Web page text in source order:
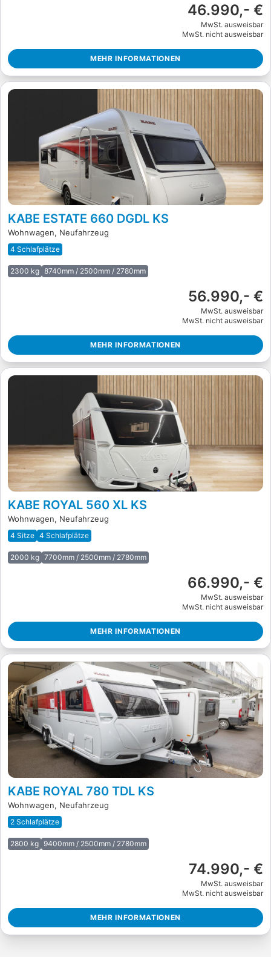
46.990,- €
MwSt. ausweisbar
MwSt. nicht ausweisbar
MEHR INFORMATIONEN
KABE ESTATE 660 DGDL KS
Wohnwagen, Neufahrzeug
4 Schlafplätze
2300 kg 8740mm / 2500mm / 2780mm
56.990,- €
MwSt. ausweisbar
MwSt. nicht ausweisbar
MEHR INFORMATIONEN
KABE ROYAL 560 XL KS
Wohnwagen, Neufahrzeug
4 Sitze 4 Schlafplätze
2000 kg 7700mm / 2500mm / 2780mm
66.990,- €
MwSt. ausweisbar
MwSt. nicht ausweisbar
MEHR INFORMATIONEN
KABE ROYAL 780 TDL KS
Wohnwagen, Neufahrzeug
2 Schlafplätze
2800 kg 9400mm / 2500mm / 2780mm
74.990,- €
MwSt. ausweisbar
MwSt. nicht ausweisbar
MEHR INFORMATIONEN